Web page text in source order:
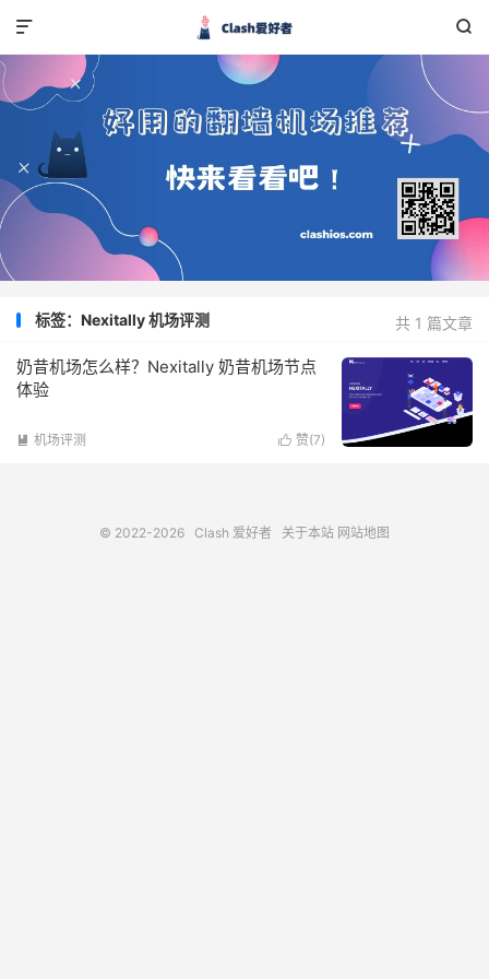


共 1 篇文章
标签：Nexitally 机场评测
奶昔机场怎么样？Nexitally 奶昔机场节点
体验
 赞(7)
 机场评测
© 2022-2026 Clash 爱好者 关于本站 网站地图